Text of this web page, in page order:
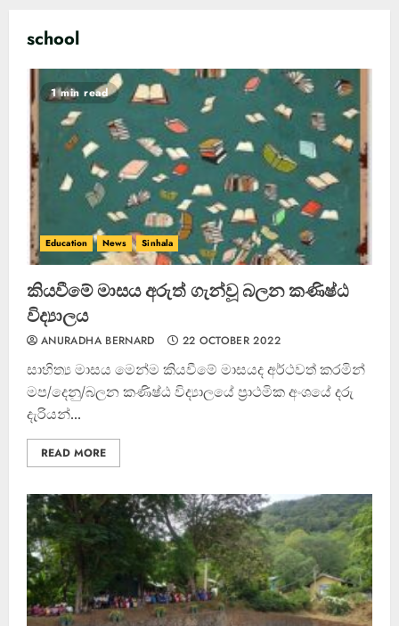
school
1 min read
Education News Sinhala
කියවීමේ මාසය අරුත් ගැන්වූ බලන කණිෂ්ඨ
විද්‍යාලය
ANURADHA BERNARD 22 OCTOBER 2022
සාහිත්‍ය මාසය මෙන්ම කියවීමේ මාසයද අර්ථවත් කරමින්
මප/දෙනු/බලන කණිෂ්ඨ විද්‍යාලයේ ප්‍රාථමික අංශයේ දරු
දැරියන්...
READ MORE